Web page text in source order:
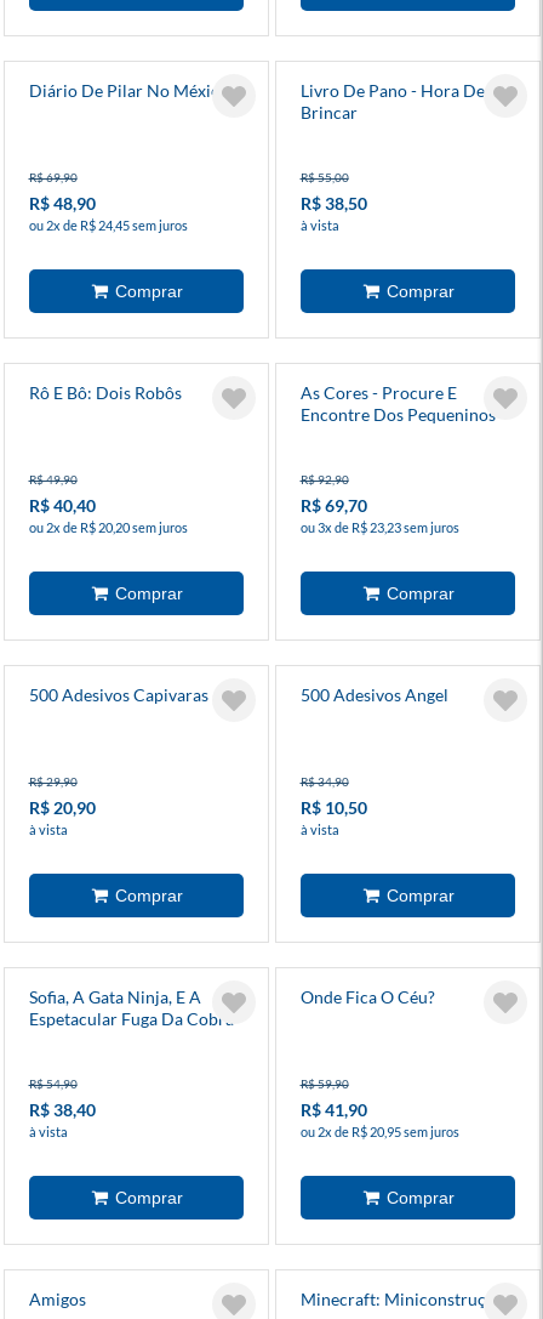
Diário De Pilar No México
R$ 69,90
R$ 48,90
ou 2x de R$ 24,45 sem juros
Livro De Pano - Hora De
Brincar
R$ 55,00
R$ 38,50
à vista
Rô E Bô: Dois Robôs
R$ 49,90
R$ 40,40
ou 2x de R$ 20,20 sem juros
As Cores - Procure E
Encontre Dos Pequeninos
R$ 92,90
R$ 69,70
ou 3x de R$ 23,23 sem juros
500 Adesivos Capivaras
R$ 29,90
R$ 20,90
à vista
500 Adesivos Angel
R$ 34,90
R$ 10,50
à vista
Sofia, A Gata Ninja, E A
Espetacular Fuga Da Cobra-
R$ 54,90
R$ 38,40
à vista
Onde Fica O Céu?
R$ 59,90
R$ 41,90
ou 2x de R$ 20,95 sem juros
Amigos Minecraft: Miniconstruções